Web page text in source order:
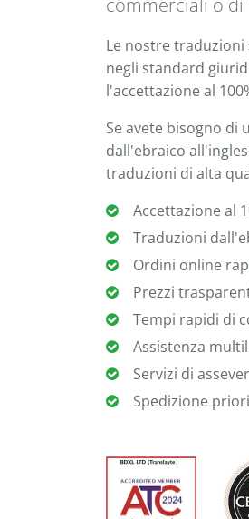
Le nostre
negli standard
l'accettazione al
Se avete bisogno
dall'ebraico
traduzioni di alta
Accettazione al
Traduzioni
Ordini online
Prezzi
Tempi rapidi di
Assistenza
Servizi di
Spedizione